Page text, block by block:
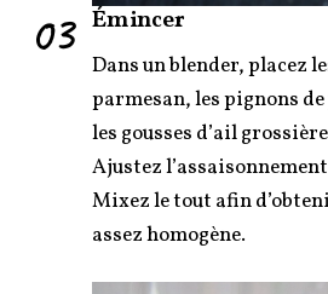
03 Émincer
Dans un blender, placez
parmesan, les pignons
les gousses d’ail
Ajustez
Mixez le tout afin
assez homogène.